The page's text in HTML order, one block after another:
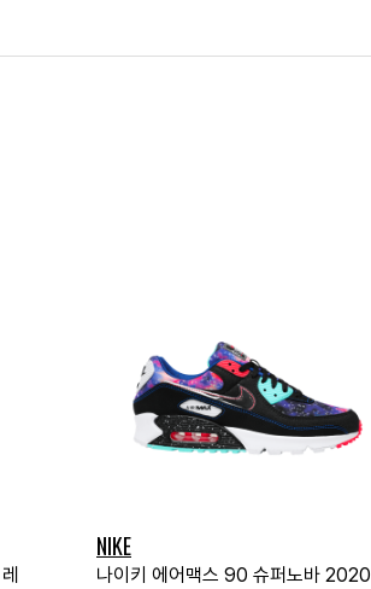
NIKE
나이키 에어맥스 90 슈퍼노바 2020